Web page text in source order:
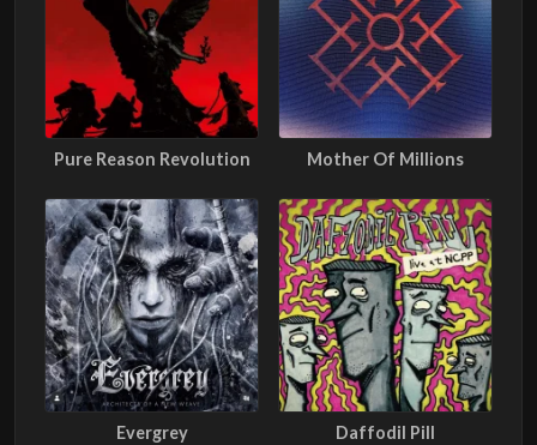
Pure Reason Revolution Mother Of Millions
Evergrey Daffodil Pill